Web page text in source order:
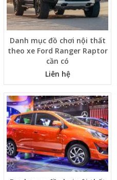
Danh mục đồ chơi nội thất
theo xe Ford Ranger Raptor
cần có
Liên hệ